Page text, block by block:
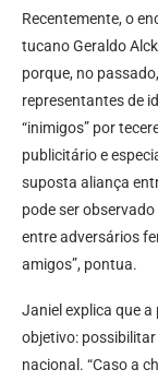
Recentemente, o
tucano Geraldo
porque, no
representantes de
“inimigos” por
publicitário e
suposta aliança
pode ser
entre adversários
amigos”, pontua.
Janiel explica que
objetivo:
nacional. “Caso a